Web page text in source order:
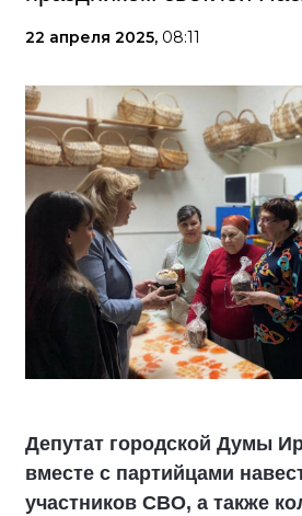
22 апреля 2025, 08:11
Депутат городской Думы
вместе с партийцами
участников СВО, а также